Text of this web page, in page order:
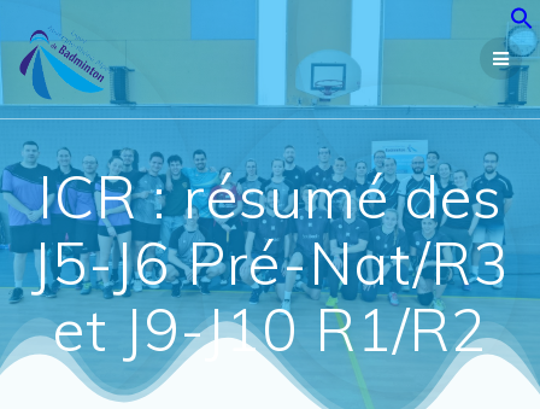
contenu
ICR : résumé des
J5-J6 Pré-Nat/R3
et J9-J10 R1/R2